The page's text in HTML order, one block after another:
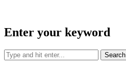
Enter your keyword
Search